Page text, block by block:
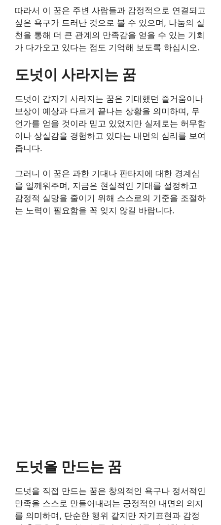
따라서 이 꿈은 주변 사람들과 감정적으로 연결되고
싶은 욕구가 드러난 것으로 볼 수 있으며, 나눔의 실
천을 통해 더 큰 관계의 만족감을 얻을 수 있는 기회
가 다가오고 있다는 점도 기억해 보도록 하십시오.
도넛이 사라지는 꿈
도넛이 갑자기 사라지는 꿈은 기대했던 즐거움이나
보상이 예상과 다르게 끝나는 상황을 의미하며, 무
언가를 얻을 것이라 믿고 있었지만 실제로는 허무함
이나 상실감을 경험하고 있다는 내면의 심리를 보여
줍니다.
그러니 이 꿈은 과한 기대나 판타지에 대한 경계심
을 일깨워주며, 지금은 현실적인 기대를 설정하고
감정적 실망을 줄이기 위해 스스로의 기준을 조절하
는 노력이 필요함을 꼭 잊지 않길 바랍니다.
도넛을 만드는 꿈
도넛을 직접 만드는 꿈은 창의적인 욕구나 정서적인
만족을 스스로 만들어내려는 긍정적인 내면의 의지
를 의미하며, 단순한 행위 같지만 자기표현과 감정